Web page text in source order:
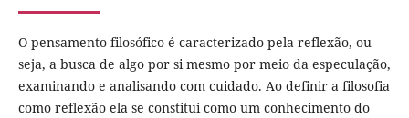
O pensamento filosófico é caracterizado pela reflexão, ou
seja, a busca de algo por si mesmo por meio da especulação,
examinando e analisando com cuidado. Ao definir a filosofia
como reflexão ela se constitui como um conhecimento do